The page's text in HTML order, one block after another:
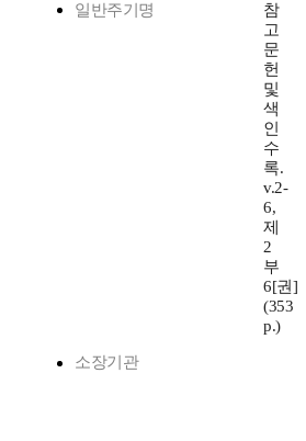
일반주기명
참
고
문
헌
및
색
인
수
록.
v.2-
6,
제
2
부
6[권]
(353
p.)
소장기관